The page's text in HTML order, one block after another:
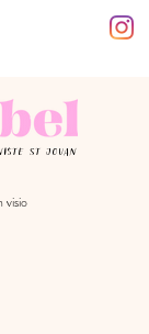
St Jouan
visio